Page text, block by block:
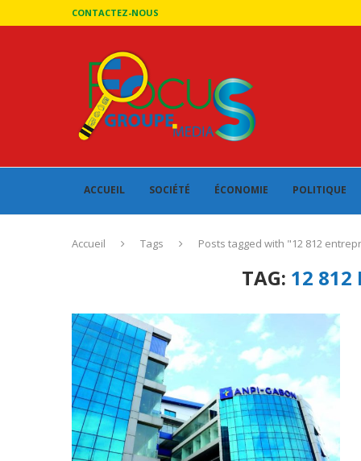
CONTACTEZ-NOUS
ACCUEIL SOCIÉTÉ ÉCONOMIE POLITIQUE
Accueil Tags Posts tagged with "12 812
TAG: 12 812